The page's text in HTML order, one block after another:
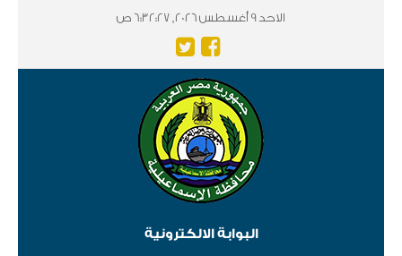
الاحد 9 أغسطس 2026, 6:32:27 ص
البوابة الالكترونية